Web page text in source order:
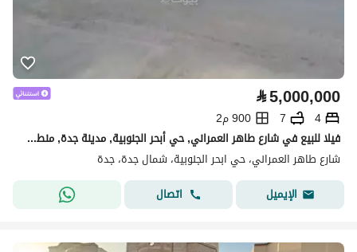
⃁5,000,000
4
7
900 م2
فيلا للبيع في شارع طاهر العمراني, حي أبحر الجنوبية, مدينة جدة, منطقة مكة المكرمة
شارع طاهر العمراني، حي ابحر الجنوبية، شمال جدة، جدة
الإيميل
اتصال